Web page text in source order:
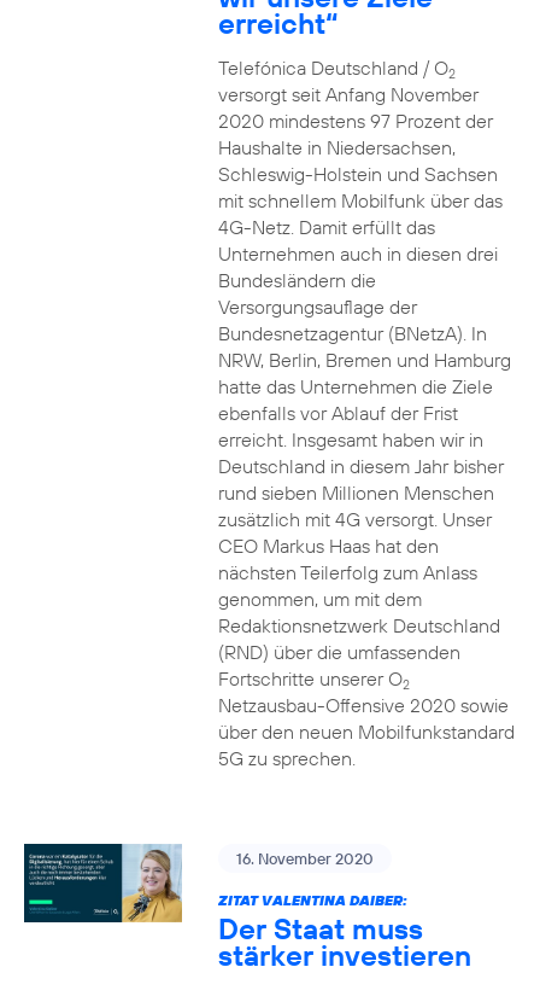
erreicht“
Telefónica Deutschland / O2
versorgt seit Anfang November
2020 mindestens 97 Prozent der
Haushalte in Niedersachsen,
Schleswig-Holstein und Sachsen
mit schnellem Mobilfunk über das
4G-Netz. Damit erfüllt das
Unternehmen auch in diesen drei
Bundesländern die
Versorgungsauflage der
Bundesnetzagentur (BNetzA). In
NRW, Berlin, Bremen und Hamburg
hatte das Unternehmen die Ziele
ebenfalls vor Ablauf der Frist
erreicht. Insgesamt haben wir in
Deutschland in diesem Jahr bisher
rund sieben Millionen Menschen
zusätzlich mit 4G versorgt. Unser
CEO Markus Haas hat den
nächsten Teilerfolg zum Anlass
genommen, um mit dem
Redaktionsnetzwerk Deutschland
(RND) über die umfassenden
Fortschritte unserer O2
Netzausbau-Offensive 2020 sowie
über den neuen Mobilfunkstandard
5G zu sprechen.
16. November 2020
ZITAT VALENTINA DAIBER:
Der Staat muss
stärker investieren